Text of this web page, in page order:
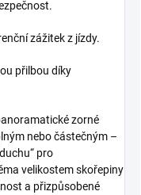
zážitek z jízdy.
přilbou díky
zorné
nebo částečným –
pro
velikostem skořepiny
a přizpůsobené